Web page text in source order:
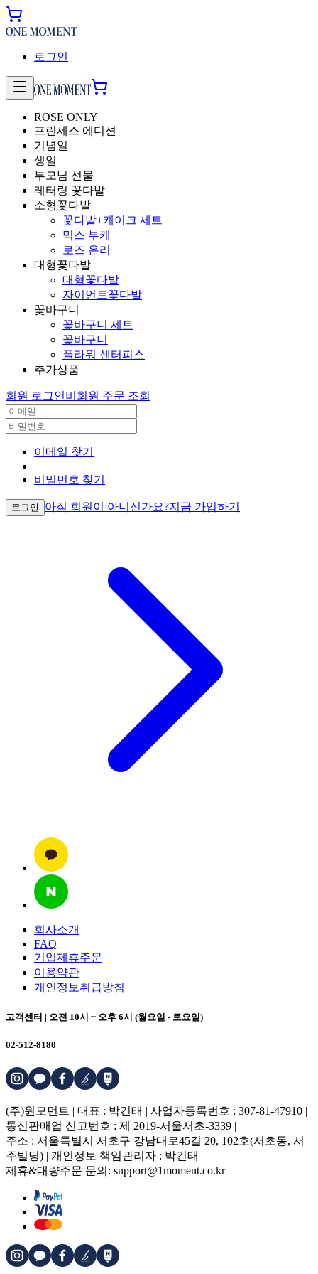
로그인
ROSE ONLY
프린세스 에디션
기념일
생일
부모님 선물
레터링 꽃다발
소형꽃다발
꽃다발+케이크 세트
믹스 부케
로즈 온리
대형꽃다발
대형꽃다발
자이언트꽃다발
꽃바구니
꽃바구니 세트
꽃바구니
플라워 센터피스
추가상품
회원 로그인비회원 주문 조회
이메일 찾기
|
비밀번호 찾기
로그인 아직 회원이 아니신가요?지금 가입하기
회사소개
FAQ
기업제휴주문
이용약관
개인정보취급방침
고객센터 | 오전 10시 ~ 오후 6시 (월요일 - 토요일)
02-512-8180
(주)원모먼트 | 대표 : 박건태 | 사업자등록번호 : 307-81-47910 |
통신판매업 신고번호 : 제 2019-서울서초-3339 |
주소 : 서울특별시 서초구 강남대로45길 20, 102호(서초동, 서
주빌딩) | 개인정보 책임관리자 : 박건태
제휴&대량주문 문의: support@1moment.co.kr